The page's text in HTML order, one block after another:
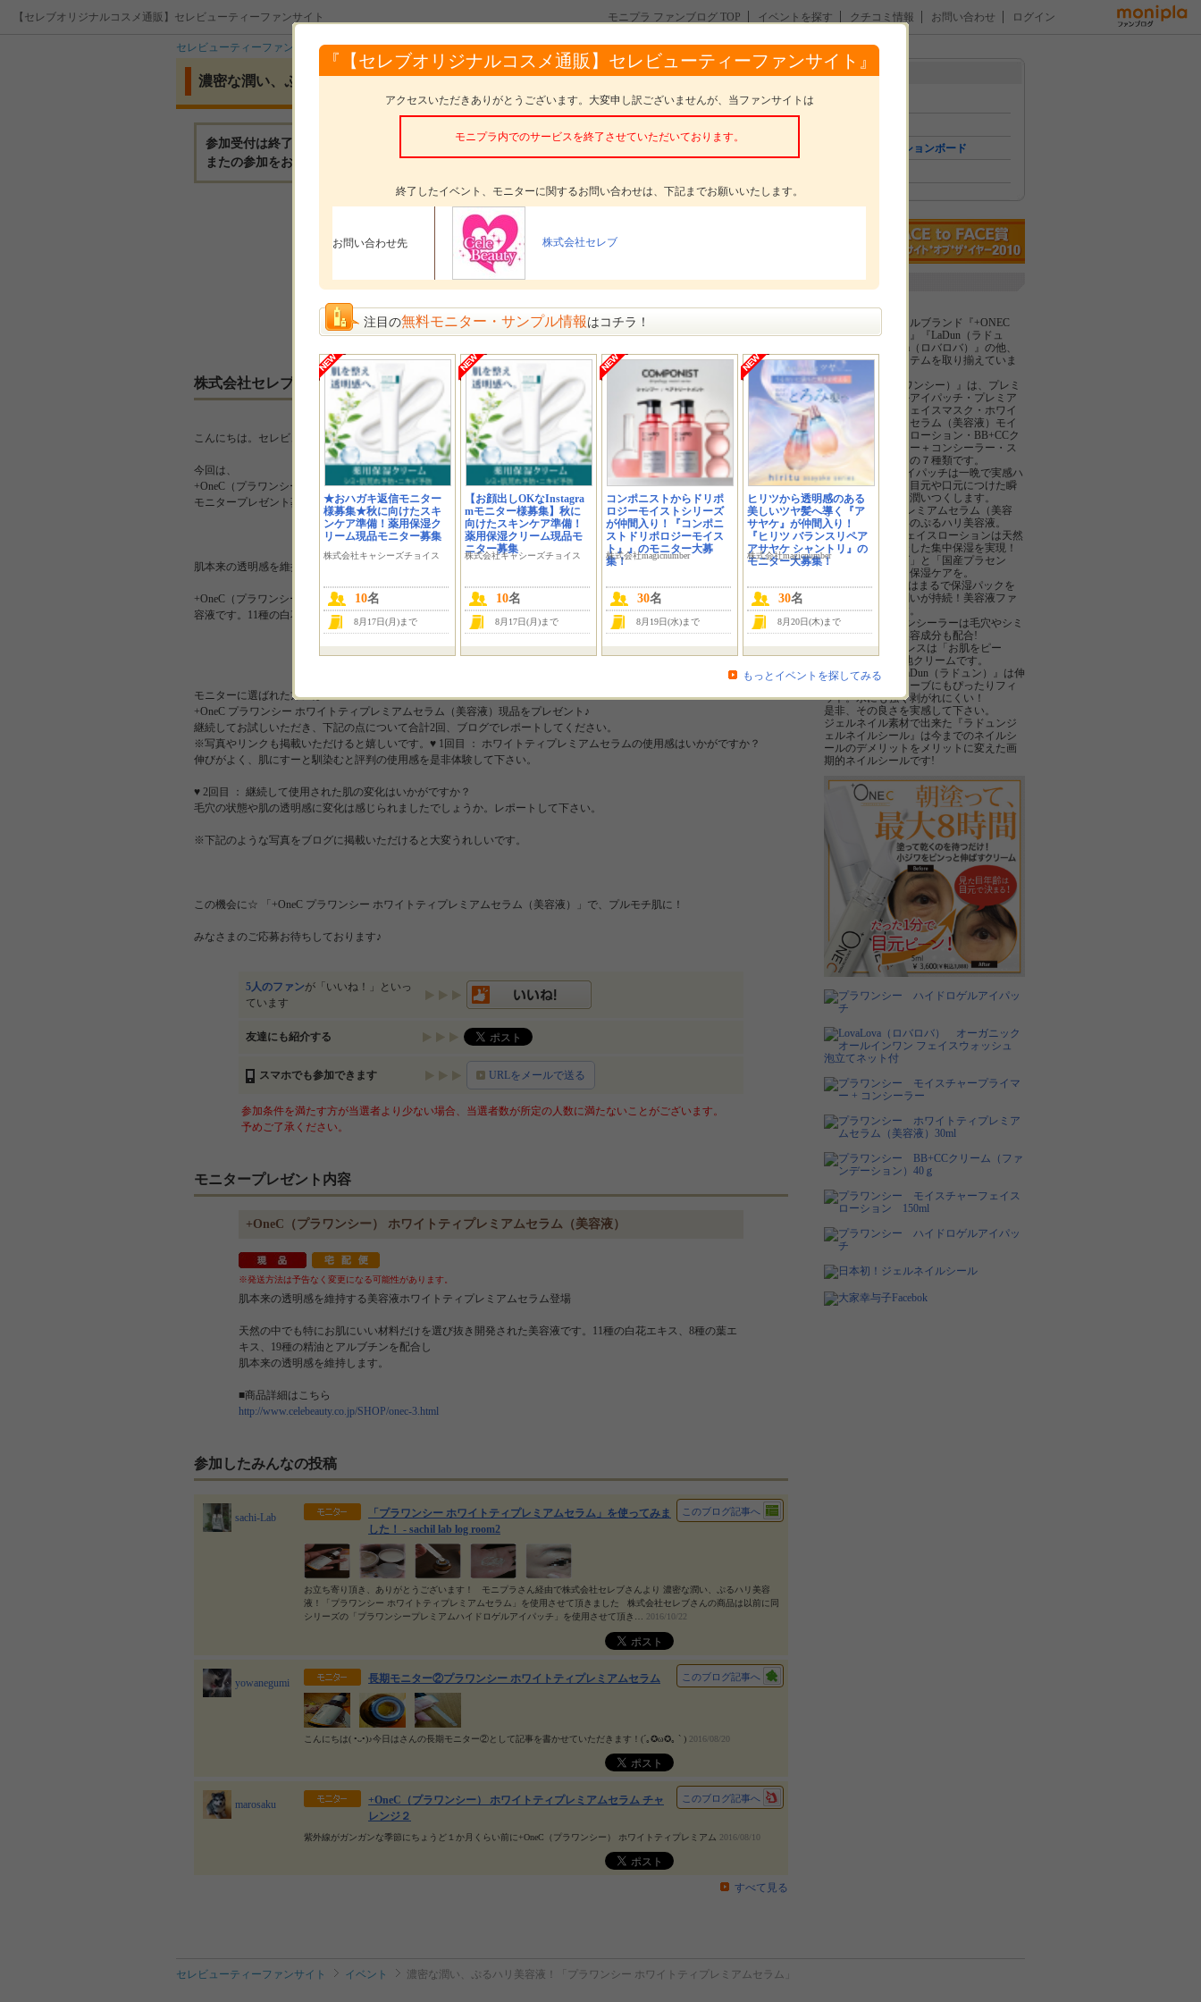
【セレブオリジナルコスメ通販】セレビューティーファンサイト モニプラ ファンブログ TOP イベントを探す クチコミ情報 お問い合わせ ログイン
セレビューティーファンサイト イベント 濃密な潤い、ぷるハリ美容液！「プラワンシー ホワイトティプレミアムセラム」
『【セレブオリジナルコスメ通販】セレビューティーファンサイト』
アクセスいただきありがとうございます。大変申し訳ございませんが、当ファンサイトは
モニプラ内でのサービスを終了させていただいております。
終了したイベント、モニターに関するお問い合わせは、下記までお願いいたします。
お問い合わせ先 株式会社セレブ
注目の無料モニター・サンプル情報 はコチラ！
★おハガキ返信モニター
様募集★秋に向けたスキ
ンケア準備！薬用保湿ク
リーム現品モニター募集
株式会社キャシーズチョイス
10名
8月17日(月)まで
【お顔出しOKなInstagra
mモニター様募集】秋に
向けたスキンケア準備！
薬用保湿クリーム現品モ
ニター募集
株式会社キャシーズチョイス
10名
8月17日(月)まで
コンポニストからドリポ
ロジーモイストシリーズ
が仲間入り！『コンポニ
ストドリポロジーモイス
ト』』のモニター大募
集！
株式会社magicnumber
30名
8月19日(水)まで
ヒリツから透明感のある
美しいツヤ髪へ導く『ア
サヤケ』が仲間入り！
『ヒリツ バランスリペア
アサヤケ シャントリ』の
モニター大募集！
株式会社magicnumber
30名
8月20日(木)まで
もっとイベントを探してみる
濃密な潤い、ぷるハリ美容液！「プラワンシー ホワイトティプレミアムセラム」
参加受付は終了いたしました。
またの参加をお待ちしております。
モニタープレゼント
+OneC（プラワンシー） ホワイトティプレミアムセラム
（美容液）
20名
参加〆切 参加受付は終了いたしました
選考方法 選考 発表日： 7月13日(水)
株式会社セレブからのメッセージ
こんにちは。セレビューティーの大家です。
今回は、
+OneC（プラワンシー） ホワイトティプレミアムセラム を 、
モニタープレゼント募集致します！
肌本来の透明感を維持する美容液ホワイトティプレミアムセラム登場
+OneC（プラワンシー） ホワイトティプレミアムセラム は、天然の中でも特にお肌にいい材料だけを選び抜き開発された美
容液です。11種の白花エキス、8種の葉エキス、19種の精油とアルブチンを配合し肌本来の透明感を維持します。
モニターに選ばれた方には・・・
+OneC プラワンシー ホワイトティプレミアムセラム（美容液）現品をプレゼント♪
継続してお試しいただき、下記の点について合計2回、ブログでレポートしてください。
※写真やリンクも掲載いただけると嬉しいです。♥ 1回目 ： ホワイトティプレミアムセラムの使用感はいかがですか？
伸びがよく、肌にすーと馴染むと評判の使用感を是非体験して下さい。
♥ 2回目 ： 継続して使用された肌の変化はいかがですか？
毛穴の状態や肌の透明感に変化は感じられましたでしょうか。レポートして下さい。
※下記のような写真をブログに掲載いただけると大変うれしいです。
この機会に☆ 「+OneC プラワンシー ホワイトティプレミアムセラム（美容液）」で、プルモチ肌に！
みなさまのご応募お待ちしております♪
5人のファンが「いいね！」といっ
ています
友達にも紹介する
スマホでも参加できます URLをメールで送る
参加条件を満たす方が当選者より少ない場合、当選者数が所定の人数に満たないことがございます。
予めご了承ください。
モニタープレゼント内容
+OneC（プラワンシー） ホワイトティプレミアムセラム（美容液）
※発送方法は予告なく変更になる可能性があります。
肌本来の透明感を維持する美容液ホワイトティプレミアムセラム登場
天然の中でも特にお肌にいい材料だけを選び抜き開発された美容液です。11種の白花エキス、8種の葉エ
キス、19種の精油とアルブチンを配合し
肌本来の透明感を維持します。
■商品詳細はこちら
http://www.celebeauty.co.jp/SHOP/onec-3.html
参加したみんなの投稿
sachi-Lab
「プラワンシー ホワイトティプレミアムセラム」を使ってみま
した！ - sachil lab log room2
お立ち寄り頂き、ありがとうございます！ モニプラさん経由で株式会社セレブさんより 濃密な潤い、ぷるハリ美容
液！「プラワンシー ホワイトティプレミアムセラム」を使用させて頂きました 株式会社セレブさんの商品は以前に同
シリーズの「プラワンシープレミアムハイドロゲルアイパッチ」を使用させて頂き… 2016/10/22
このブログ記事へ
yowanegumi 長期モニター②プラワンシー ホワイトティプレミアムセラム
こんにちは( •ᴗ•)♪今日はさんの長期モニター②として記事を書かせていただきます！(´｡✪ω✪｡ ` ) 2016/08/20
このブログ記事へ
marosaku
+OneC（プラワンシー） ホワイトティプレミアムセラム チャ
レンジ２
紫外線がガンガンな季節にちょうど１か月くらい前に+OneC（プラワンシー） ホワイトティプレミアム 2016/08/10
このブログ記事へ
すべて見る
メニュー
コミュニケーションボード
企業紹介
株式会社セレブ
当社は、オリジナルブランド『+ONEC
（プラワンシー）』『LaDun（ラドュ
ン）』『LovaLova（ロバロバ）』の他、
厳選した美容アイテムを取り揃えていま
す。
『+ONEC（プラワンシー）』は、プレミ
アムハイドロゲルアイパッチ・プレミア
ムハイドロゲルフェイスマスク・ホワイ
トティプレミアムセラム（美容液）モイ
スチャーフェイスローション・BB+CCク
リーム・プライマー＋コンシーラー・ス
トレッチザプレスの７種類です。
■ハイドロゲルアイパッチは一晩で実感ハ
リぷる潤い保湿 目元や口元につけた瞬
間ピタッと密着。潤いつくします。
■ホワイトティプレミアムセラム（美容
液）は濃密な潤いのぷるハリ美容液。
■モイスチャーフェイスローションは天然
成分を贅沢に配合した集中保湿を実現！
「腐らないリンゴ」と「国産プラセン
タ」で一歩先行く保湿ケアを。
■BB+CCクリームはまるで保湿パックを
しているような潤いが持続！美容液ファ
ンデーションです。
■プライマー＋コンシーラーは毛穴やシミ
をひと塗りで。美容成分も配合!
■ストレッチザプレスは「お肌をピー
ン!」シワ隠し下地クリームです。
ネイルシール『LaDun（ラドュン）』は伸
縮性があり爪のカーブにもぴったりフィ
ット。水にも強く剥がれにくい！
是非、その良さを実感して下さい。
ジェルネイル素材で出来た『ラドュンジ
ェルネイルシール』は今までのネイルシ
ールのデメリットをメリットに変えた画
期的ネイルシールです!
セレビューティーファンサイト イベント 濃密な潤い、ぷるハリ美容液！「プラワンシー ホワイトティプレミアムセラム」